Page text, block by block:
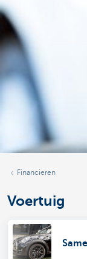
Financieren
Voertuig